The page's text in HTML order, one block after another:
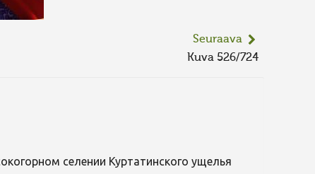
Seuraava
Kuva 526/724
селении Куртатинского ущелья